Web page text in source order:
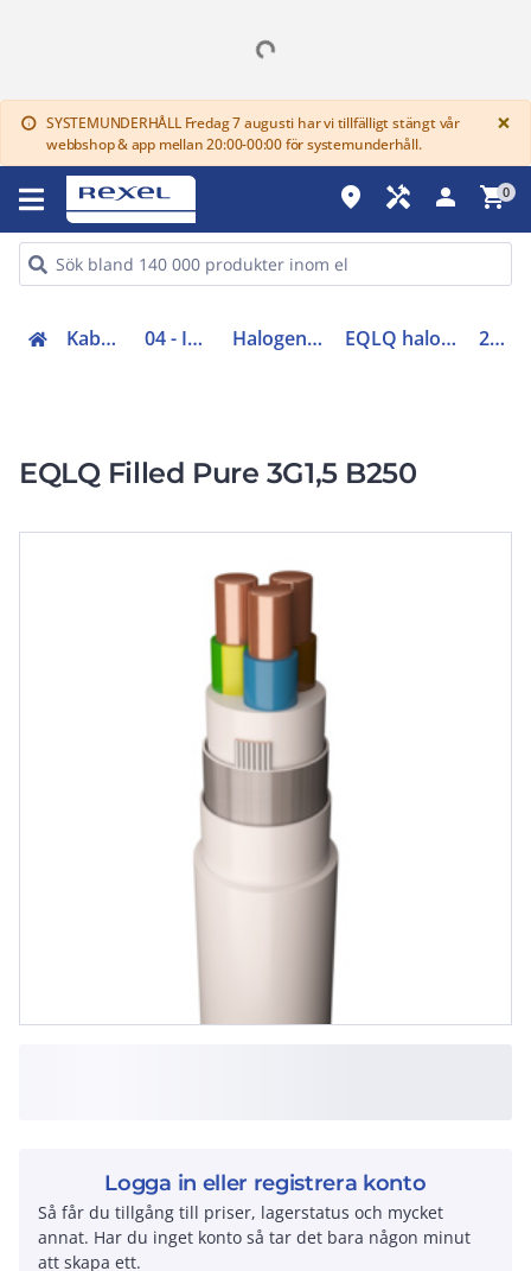
info SYSTEMUNDERHÅLL Fredag 7 augusti har vi tillfälligt stängt vår
webbshop & app mellan 20:00-00:00 för systemunderhåll.
×
place handyman person shopping_cart0
Kabel (00-05, 48-49) 04 - Installationskabel Halogenfri installationskabel EQLQ halogenfri installationskabel 20211864
EQLQ Filled Pure 3G1,5 B250
Logga in eller registrera konto
Så får du tillgång till priser, lagerstatus och mycket
annat. Har du inget konto så tar det bara någon minut
att skapa ett.